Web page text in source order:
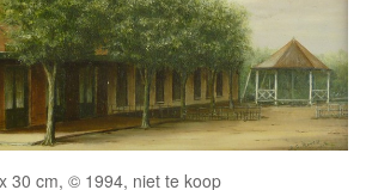
30 cm, © 1994, niet te koop